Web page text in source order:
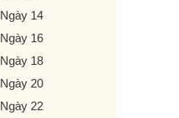
Ngày 14
Ngày 16
Ngày 18
Ngày 20
Ngày 22